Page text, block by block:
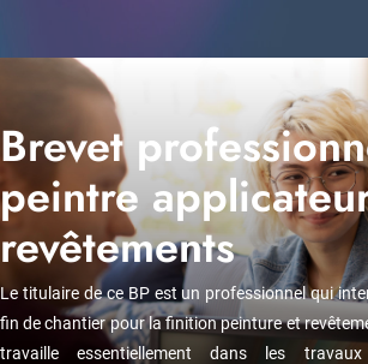
Brevet
peintre
revêtements
Le titulaire de ce BP est un professionnel qui
fin de chantier pour la finition peinture et
travaille essentiellement dans les